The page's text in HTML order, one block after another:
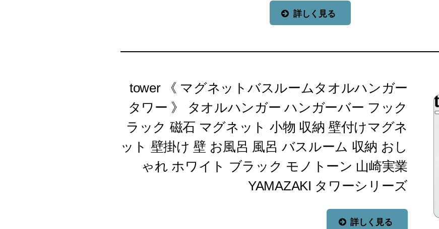
詳しく見る
tower 《 マグネットバスルームタオルハンガー
タワー 》 タオルハンガー ハンガーバー フック
ラック 磁石 マグネット 小物 収納 壁付けマグネ
ット 壁掛け 壁 お風呂 風呂 バスルーム 収納 おし
ゃれ ホワイト ブラック モノトーン 山崎実業
YAMAZAKI タワーシリーズ
詳しく見る